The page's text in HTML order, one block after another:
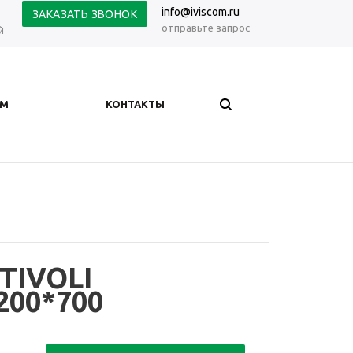
ЗАКАЗАТЬ ЗВОНОК info@iviscom.ru
отправьте запрос
КОНТАКТЫ